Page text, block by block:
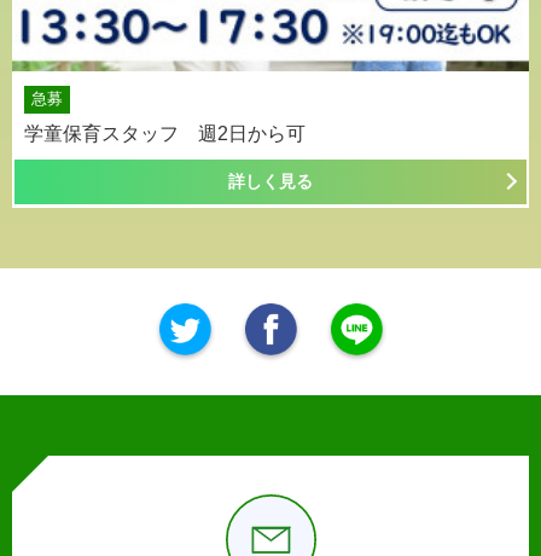
急募
学童保育スタッフ 週2日から可
詳しく見る